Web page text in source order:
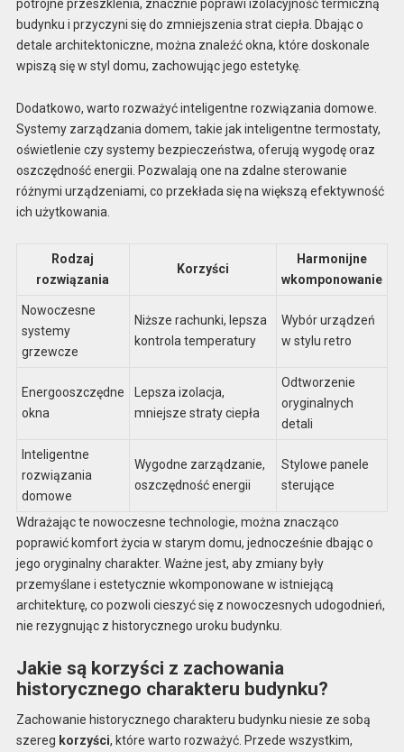
potrójne przeszklenia, znacznie poprawi izolacyjność termiczną
budynku i przyczyni się do zmniejszenia strat ciepła. Dbając o
detale architektoniczne, można znaleźć okna, które doskonale
wpiszą się w styl domu, zachowując jego estetykę.
Dodatkowo, warto rozważyć inteligentne rozwiązania domowe.
Systemy zarządzania domem, takie jak inteligentne termostaty,
oświetlenie czy systemy bezpieczeństwa, oferują wygodę oraz
oszczędność energii. Pozwalają one na zdalne sterowanie
różnymi urządzeniami, co przekłada się na większą efektywność
ich użytkowania.
Rodzaj
rozwiązania
Korzyści
Harmonijne
wkomponowanie
Nowoczesne
systemy
grzewcze
Niższe rachunki, lepsza
kontrola temperatury
Wybór urządzeń
w stylu retro
Energooszczędne
okna
Lepsza izolacja,
mniejsze straty ciepła
Odtworzenie
oryginalnych
detali
Inteligentne
rozwiązania
domowe
Wygodne zarządzanie,
oszczędność energii
Stylowe panele
sterujące
Wdrażając te nowoczesne technologie, można znacząco
poprawić komfort życia w starym domu, jednocześnie dbając o
jego oryginalny charakter. Ważne jest, aby zmiany były
przemyślane i estetycznie wkomponowane w istniejącą
architekturę, co pozwoli cieszyć się z nowoczesnych udogodnień,
nie rezygnując z historycznego uroku budynku.
Jakie są korzyści z zachowania
historycznego charakteru budynku?
Zachowanie historycznego charakteru budynku niesie ze sobą
szereg korzyści, które warto rozważyć. Przede wszystkim,